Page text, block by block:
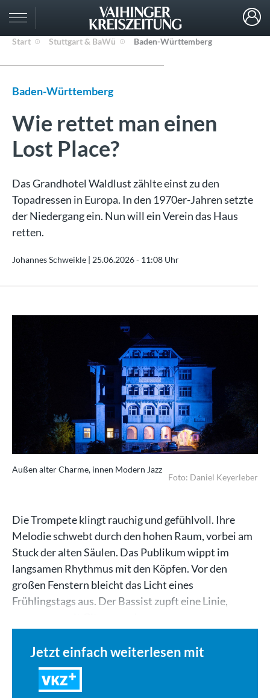
Start Stuttgart & BaWü Baden-Württemberg
Baden-Württemberg
Wie rettet man einen
Lost Place?
Das Grandhotel Waldlust zählte einst zu den
Topadressen in Europa. In den 1970er-Jahren setzte
der Niedergang ein. Nun will ein Verein das Haus
retten.
Johannes Schweikle | 25.06.2026 - 11:08 Uhr
Außen alter Charme, innen Modern Jazz
Foto: Daniel Keyerleber
Die Trompete klingt rauchig und gefühlvoll. Ihre
Melodie schwebt durch den hohen Raum, vorbei am
Stuck der alten Säulen. Das Publikum wippt im
langsamen Rhythmus mit den Köpfen. Vor den
großen Fenstern bleicht das Licht eines
Frühlingstags aus. Der Bassist zupft eine Linie,
Jetzt einfach weiterlesen mit
VKZ